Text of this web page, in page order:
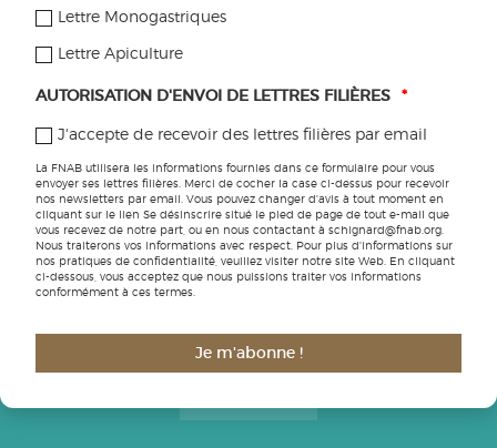
Transferabio
Etre agricultrice
ABONNEZ-VOUS AUX LETTRES FILIÈRES
Toutes les informations pratiques pour votre ferme sont à
retrouver dans nos lettres filières
Lettre Monogastriques
Lettre Apiculture
AUTORISATION D'ENVOI DE LETTRES FILIÈRES *
J'accepte de recevoir des lettres filières par email
La FNAB utilisera les informations fournies dans ce formulaire pour vous
envoyer ses lettres filières. Merci de cocher la case ci-dessus pour recevoir
nos newsletters par email. Vous pouvez changer d'avis à tout moment en
cliquant sur le lien Se désinscrire situé le pied de page de tout e-mail que
vous recevez de notre part, ou en nous contactant à schignard@fnab.org.
Nous traiterons vos informations avec respect. Pour plus d'informations sur
nos pratiques de confidentialité, veuillez visiter notre site Web. En cliquant
ci-dessous, vous acceptez que nous puissions traiter vos informations
conformément à ces termes.
Je m'abonne !